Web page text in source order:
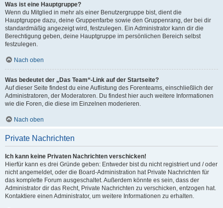
Was ist eine Hauptgruppe?
Wenn du Mitglied in mehr als einer Benutzergruppe bist, dient die
Hauptgruppe dazu, deine Gruppenfarbe sowie den Gruppenrang, der bei dir
standardmäßig angezeigt wird, festzulegen. Ein Administrator kann dir die
Berechtigung geben, deine Hauptgruppe im persönlichen Bereich selbst
festzulegen.
Nach oben
Was bedeutet der „Das Team“-Link auf der Startseite?
Auf dieser Seite findest du eine Auflistung des Forenteams, einschließlich der
Administratoren, der Moderatoren. Du findest hier auch weitere Informationen
wie die Foren, die diese im Einzelnen moderieren.
Nach oben
Private Nachrichten
Ich kann keine Privaten Nachrichten verschicken!
Hierfür kann es drei Gründe geben: Entweder bist du nicht registriert und / oder
nicht angemeldet, oder die Board-Administration hat Private Nachrichten für
das komplette Forum ausgeschaltet. Außerdem könnte es sein, dass der
Administrator dir das Recht, Private Nachrichten zu verschicken, entzogen hat.
Kontaktiere einen Administrator, um weitere Informationen zu erhalten.